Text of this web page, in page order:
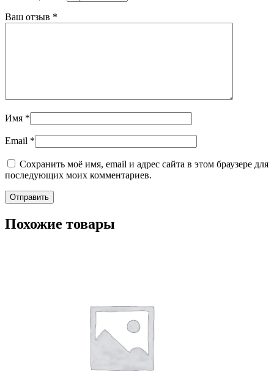
Ваш отзыв *
Имя *
Email *
Сохранить моё имя, email и адрес сайта в этом браузере для
последующих моих комментариев.
Похожие товары